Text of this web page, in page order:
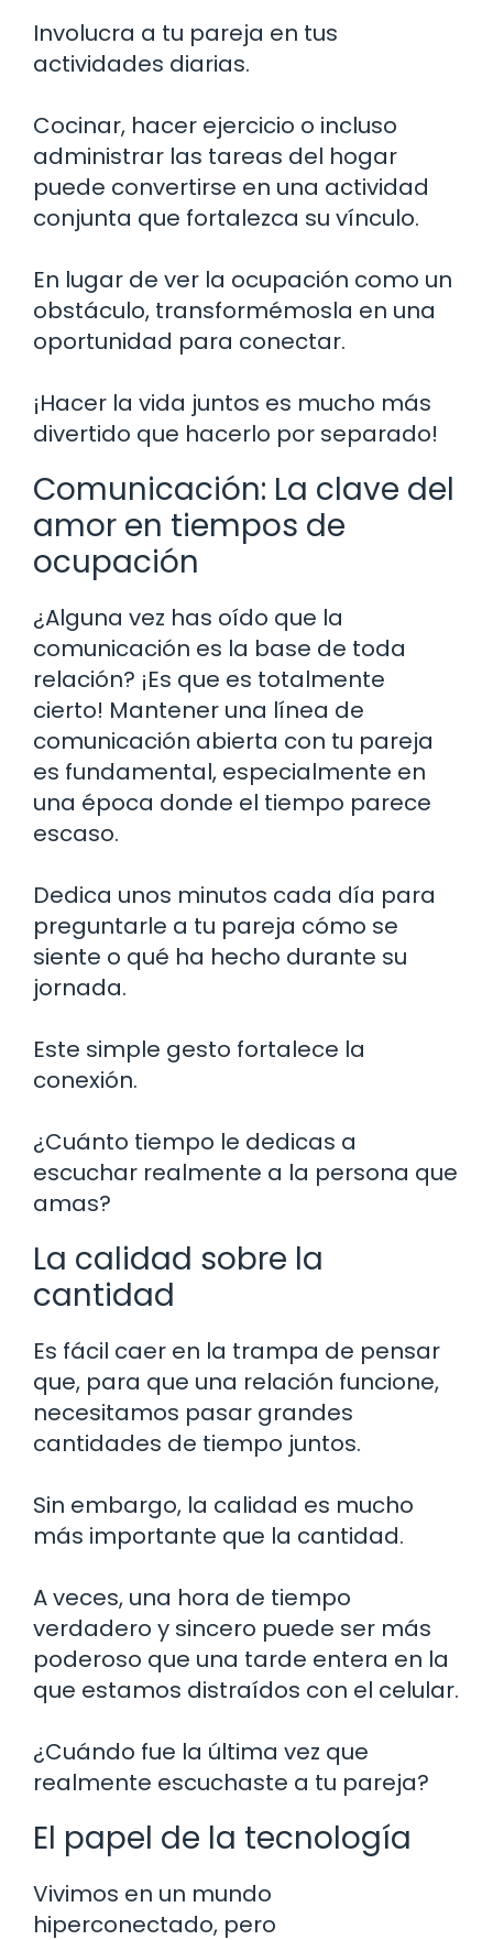
Involucra a tu pareja en tus
actividades diarias.
Cocinar, hacer ejercicio o incluso
administrar las tareas del hogar
puede convertirse en una actividad
conjunta que fortalezca su vínculo.
En lugar de ver la ocupación como un
obstáculo, transformémosla en una
oportunidad para conectar.
¡Hacer la vida juntos es mucho más
divertido que hacerlo por separado!
Comunicación: La clave del
amor en tiempos de
ocupación
¿Alguna vez has oído que la
comunicación es la base de toda
relación? ¡Es que es totalmente
cierto! Mantener una línea de
comunicación abierta con tu pareja
es fundamental, especialmente en
una época donde el tiempo parece
escaso.
Dedica unos minutos cada día para
preguntarle a tu pareja cómo se
siente o qué ha hecho durante su
jornada.
Este simple gesto fortalece la
conexión.
¿Cuánto tiempo le dedicas a
escuchar realmente a la persona que
amas?
La calidad sobre la
cantidad
Es fácil caer en la trampa de pensar
que, para que una relación funcione,
necesitamos pasar grandes
cantidades de tiempo juntos.
Sin embargo, la calidad es mucho
más importante que la cantidad.
A veces, una hora de tiempo
verdadero y sincero puede ser más
poderoso que una tarde entera en la
que estamos distraídos con el celular.
¿Cuándo fue la última vez que
realmente escuchaste a tu pareja?
El papel de la tecnología
Vivimos en un mundo
hiperconectado, pero